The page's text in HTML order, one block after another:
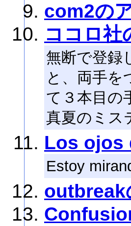
com2の
ココロ社
無断で登録
と、両手を
て３本目の
真夏のミス
Los ojos
Estoy
outbreak